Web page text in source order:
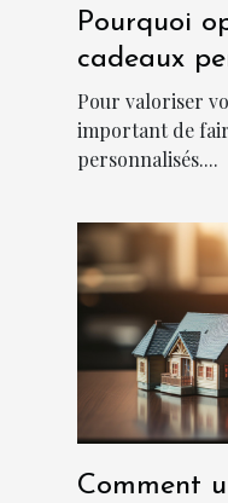
Pourquoi
cadeaux
une
Pour valoriser
important de
personnalisés....
Comment